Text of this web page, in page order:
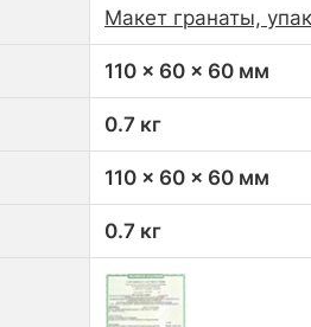
Макет гранаты,
110 x 60 x 60 мм
0.7 кг
110 x 60 x 60 мм
0.7 кг